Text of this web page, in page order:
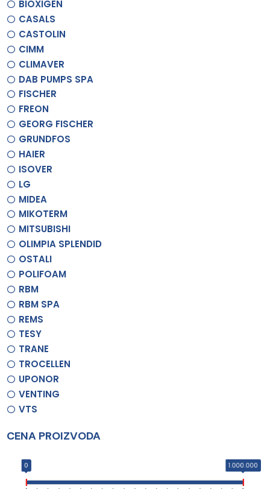
BIOXIGEN
CASALS
CASTOLIN
CIMM
CLIMAVER
DAB PUMPS SPA
FISCHER
FREON
GEORG FISCHER
GRUNDFOS
HAIER
ISOVER
LG
MIDEA
MIKOTERM
MITSUBISHI
OLIMPIA SPLENDID
OSTALI
POLIFOAM
RBM
RBM SPA
REMS
TESY
TRANE
TROCELLEN
UPONOR
VENTING
VTS
CENA PROIZVODA
0 1.000.000